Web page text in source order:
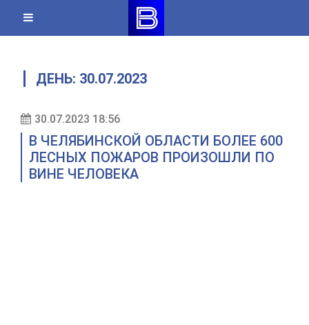
content
ДЕНЬ: 30.07.2023
30.07.2023 18:56
В ЧЕЛЯБИНСКОЙ ОБЛАСТИ БОЛЕЕ 600
ЛЕСНЫХ ПОЖАРОВ ПРОИЗОШЛИ ПО
ВИНЕ ЧЕЛОВЕКА